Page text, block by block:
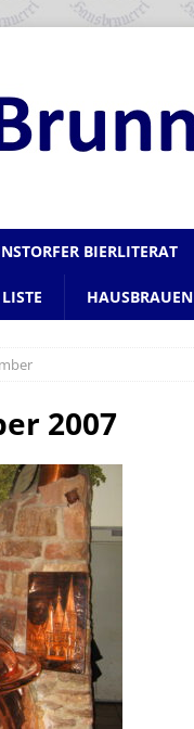
BIERLITERAT
HAUSBRAUEN
2007